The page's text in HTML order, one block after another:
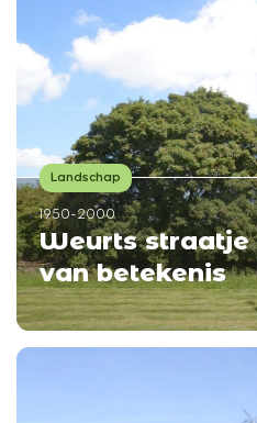
Landschap
1950-2000
Weurts straatje
van betekenis